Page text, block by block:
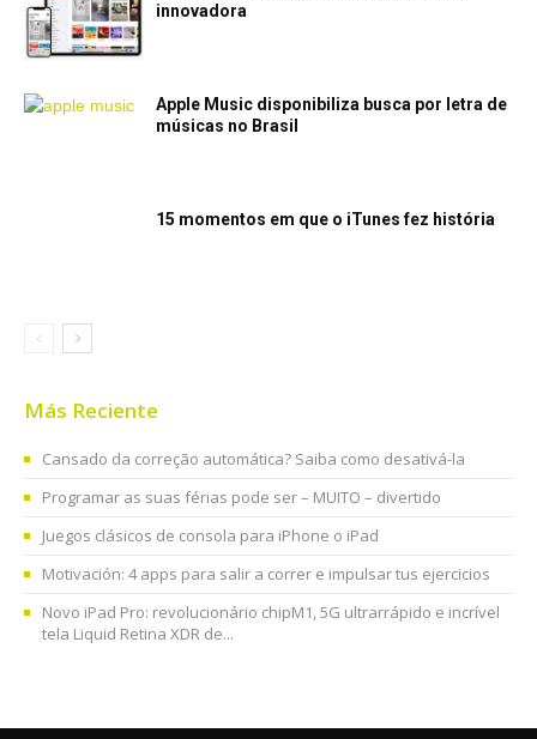
innovadora
Apple Music disponibiliza busca por letra de
músicas no Brasil
15 momentos em que o iTunes fez história
Más Reciente
Cansado da correção automática? Saiba como desativá-la
Programar as suas férias pode ser – MUITO – divertido
Juegos clásicos de consola para iPhone o iPad
Motivación: 4 apps para salir a correr e impulsar tus ejercicios
Novo iPad Pro: revolucionário chipM1, 5G ultrarrápido e incrível
tela Liquid Retina XDR de...